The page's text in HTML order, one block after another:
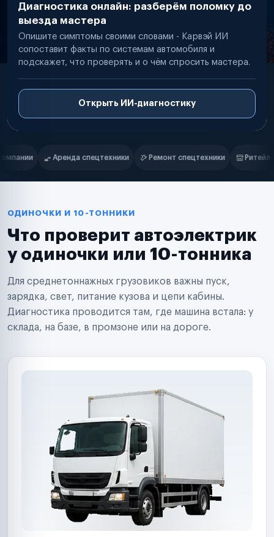
Диагностика онлайн: разберём поломку до
выезда мастера
Опишите симптомы своими словами - Карвэй ИИ
сопоставит факты по системам автомобиля и
подскажет, что проверять и о чём спросить мастера.
Открыть ИИ-диагностику
Нам доверяют
Ремонт спецтехники Ритейл-сети Управляющие
Маркетплейсы
Таксопарки
Автодилеры
Поставщики запчастей
Аренда спецтехники
Ремонт спецтехники
Ритейл-сети
Управляющие компании
Страховые компании
ОДИНОЧКИ И 10-ТОННИКИ
Что проверит автоэлектрик
у одиночки или 10-тонника
Для среднетоннажных грузовиков важны пуск,
зарядка, свет, питание кузова и цепи кабины.
Диагностика проводится там, где машина встала: у
склада, на базе, в промзоне или на дороге.